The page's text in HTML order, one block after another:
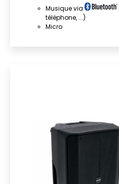
Musique via
téléphone, ...)
Micro